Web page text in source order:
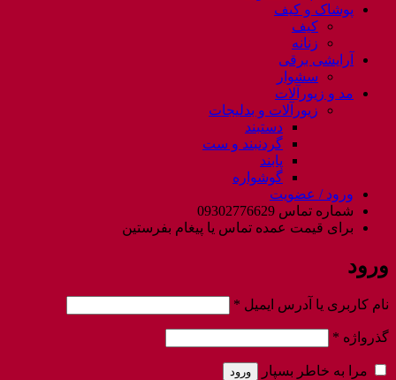
پوشاک و کیف
کیف
زنانه
آرایشی برقی
سشوار
مد و زیورآلات
زیورآلات و بدلیجات
دستبند
گردنبند و ست
پابند
گوشواره
ورود / عضویت
شماره تماس 09302776629
برای قیمت عمده تماس یا پیغام بفرستین
ورود
نام کاربری یا آدرس ایمیل *
گذرواژه *
مرا به خاطر بسپار ورود